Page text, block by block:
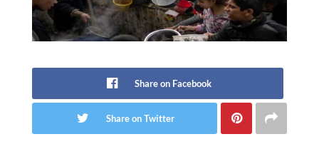
Share on Facebook
Share on Twitter